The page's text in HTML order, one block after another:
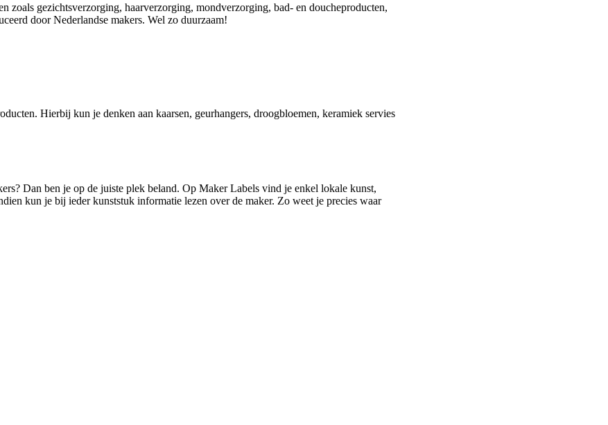
zoals gezichtsverzorging, haarverzorging, mondverzorging, bad- en doucheproducten,
door Nederlandse makers. Wel zo duurzaam!
Hierbij kun je denken aan kaarsen, geurhangers, droogbloemen, keramiek servies
Dan ben je op de juiste plek beland. Op Maker Labels vind je enkel lokale kunst,
kun je bij ieder kunststuk informatie lezen over de maker. Zo weet je precies waar